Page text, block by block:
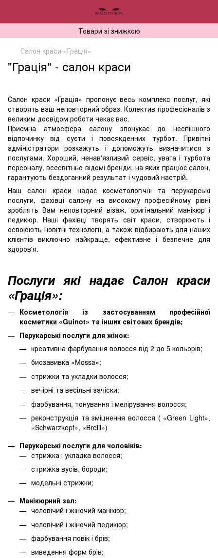
Товари зі знижкою
Салон краси «Грація»
"Грація" - салон краси
Салон краси «Грація» пропонує весь комплекс послуг, які
створять ваш неповторний образ. Колектив професіоналів з
великим досвідом роботи чекає вас.
Приємна атмосфера салону зпонукає до неспішного
відпочинку від суєти і повсякденних турбот. Привітні
адміністратори розкажуть і допоможуть визначитися з
послугами. Хороший, ненав'язливий сервіс, увага і турбота
персоналу, всесвітньо відомі бренди, на яких працює салон,
гарантують бездоганний результат і чудовий настрій.
Наш салон краси надає косметологічні та перукарські
послуги, фахівці салону на високому професійному рівні
зроблять Вам неповторний візаж, оригінальний манікюр і
педикюр. Наші фахівці творять світ краси, створюють і
освоюють новітні технології, а також відбирають для наших
клієнтів виключно найкраще, ефективне і безпечне для
здоров'я.
Послуги які надає Салон краси
«Грація»:
Косметологія із застосуванням професійної
косметики «Guinot» та інших світових брендів;
Перукарські послуги для жінок:
креативна фарбування волосся від 2 до 5 кольорів;
биозавивка «Mossa»;
стрижки та укладки волосся;
вечірні та весільні зачіски;
фарбування, тонування і мелірування волосся;
реконструкція та зміцнення волосся ( «Green Light»,
«Schwarzkopf», «Brelil»)
Перукарські послуги для чоловіків:
стрижка і укладка волосся;
стрижка вусів, бороди;
модельні стрижки;
Манікюрний зал:
чоловічий і жіночий манікюр;
чоловічий і жіночий педикюр;
фарбування повік і брів;
виведення форм брів;